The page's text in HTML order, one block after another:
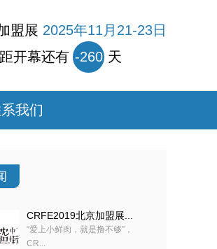
盟展 2025年11月21-23日
开幕还有 -260 天
我们
CRFE2019北京加盟展...
“爱上小鲜肉，就是撸不够”，
CR...